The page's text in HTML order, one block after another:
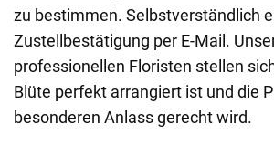
zu bestimmen. Selbstverständlich
Zustellbestätigung per E-Mail.
professionellen Floristen stellen
Blüte perfekt arrangiert ist und die
besonderen Anlass gerecht wird.